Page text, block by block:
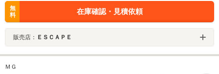
無
料
在庫確認・見積依頼
販売店： ＥＳＣＡＰＥ
ＭＧ